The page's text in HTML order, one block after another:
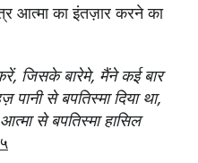
आत्मा का इंतज़ार करने का
, जिसके बारेमे, मैंने कई बार
से बपतिस्मा दिया था,
से बपतिस्मा हासिल